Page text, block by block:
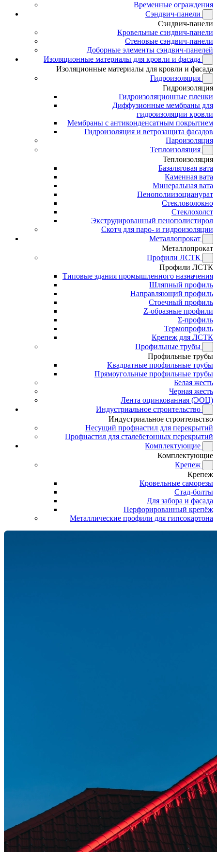
Временные ограждения
Сэндвич-панели
Сэндвич-панели
Кровельные сэндвич-панели
Стеновые сэндвич-панели
Доборные элементы сэндвич-панелей
Изоляционные материалы для кровли и фасада
Изоляционные материалы для кровли и фасада
Гидроизоляция
Гидроизоляция
Гидроизоляционные пленки
Диффузионные мембраны для
гидроизоляции кровли
Мембраны с антиконденсатным покрытием
Гидроизоляция и ветрозащита фасадов
Пароизоляция
Теплоизоляция
Теплоизоляция
Базальтовая вата
Каменная вата
Минеральная вата
Пенополиизоцианурат
Стекловолокно
Стеклохолст
Экструдированный пенополистирол
Скотч для паро- и гидроизоляции
Металлопрокат
Металлопрокат
Профили ЛСТК
Профили ЛСТК
Типовые здания промышленного назначения
Шляпный профиль
Направляющий профиль
Стоечный профиль
Z-образные профили
Σ-профиль
Термопрофиль
Крепеж для ЛСТК
Профильные трубы
Профильные трубы
Квадратные профильные трубы
Прямоугольные профильные трубы
Белая жесть
Черная жесть
Лента оцинкованная (ЭОЦ)
Индустриальное строительство
Индустриальное строительство
Несущий профнастил для перекрытий
Профнастил для сталебетонных перекрытий
Комплектующие
Комплектующие
Крепеж
Крепеж
Кровельные саморезы
Стад-болты
Для забора и фасада
Перфорированный крепёж
Металлические профили для гипсокартона